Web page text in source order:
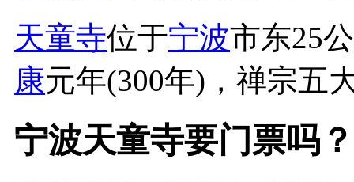
天童寺位于宁波市东25
康元年(300年)，禅宗五
宁波天童寺要门票吗？